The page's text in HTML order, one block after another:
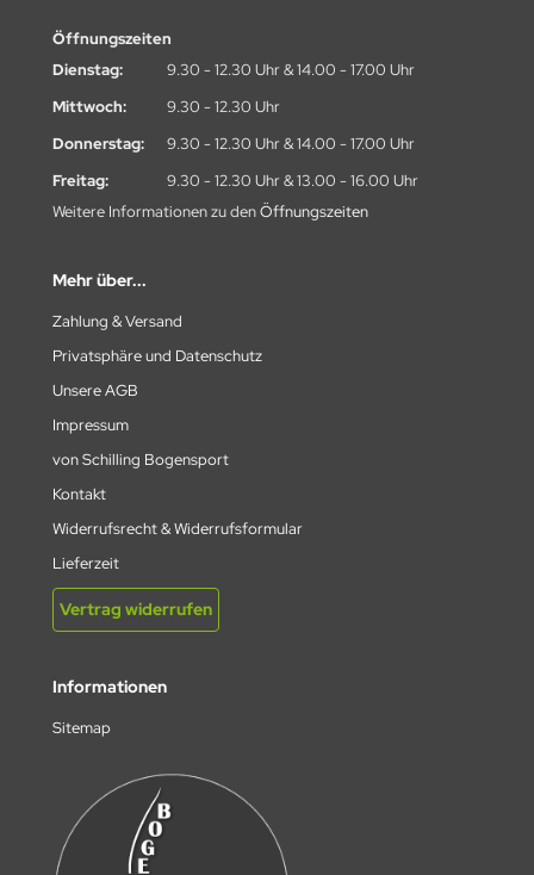
Öffnungszeiten
Dienstag:
9.30 - 12.30 Uhr & 14.00 - 17.00 Uhr
Mittwoch:
9.30 - 12.30 Uhr
Donnerstag:
9.30 - 12.30 Uhr & 14.00 - 17.00 Uhr
Freitag:
9.30 - 12.30 Uhr & 13.00 - 16.00 Uhr
Weitere Informationen zu denÖffnungszeiten
Mehr über...
Zahlung & Versand
Privatsphäre und Datenschutz
Unsere AGB
Impressum
von Schilling Bogensport
Kontakt
Widerrufsrecht & Widerrufsformular
Lieferzeit
Vertrag widerrufen
Informationen
Sitemap